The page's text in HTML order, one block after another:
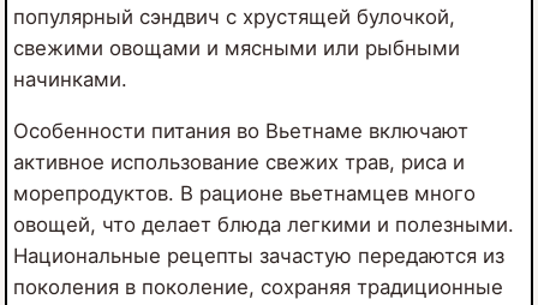
популярный сэндвич с хрустящей булочкой,
свежими овощами и мясными или рыбными
начинками.
Особенности питания во Вьетнаме включают
активное использование свежих трав, риса и
морепродуктов. В рационе вьетнамцев много
овощей, что делает блюда легкими и полезными.
Национальные рецепты зачастую передаются из
поколения в поколение, сохраняя традиционные